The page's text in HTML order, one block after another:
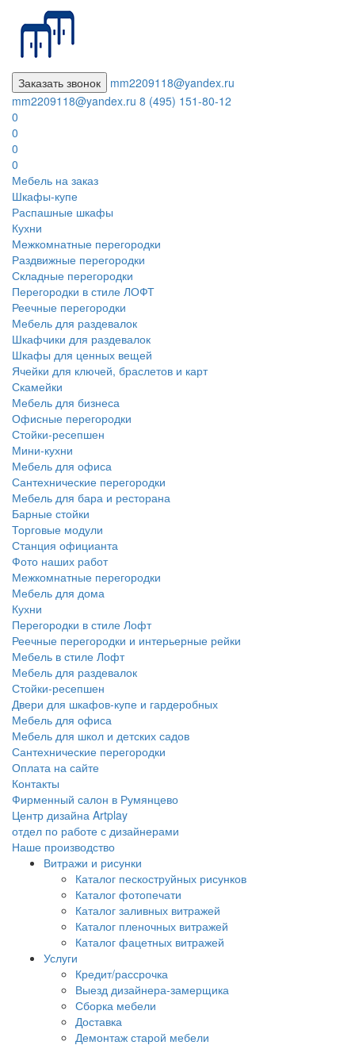
Заказать звонок
mm2209118@yandex.ru
mm2209118@yandex.ru 8 (495) 151-80-12
0
0
0
0
Мебель на заказ
Шкафы-купе
Распашные шкафы
Кухни
Межкомнатные перегородки
Раздвижные перегородки
Складные перегородки
Перегородки в стиле ЛОФТ
Реечные перегородки
Мебель для раздевалок
Шкафчики для раздевалок
Шкафы для ценных вещей
Ячейки для ключей, браслетов и карт
Скамейки
Мебель для бизнеса
Офисные перегородки
Стойки-ресепшен
Мини-кухни
Мебель для офиса
Сантехнические перегородки
Мебель для бара и ресторана
Барные стойки
Торговые модули
Станция официанта
Фото наших работ
Межкомнатные перегородки
Мебель для дома
Кухни
Перегородки в стиле Лофт
Реечные перегородки и интерьерные рейки
Мебель в стиле Лофт
Мебель для раздевалок
Стойки-ресепшен
Двери для шкафов-купе и гардеробных
Мебель для офиса
Мебель для школ и детских садов
Сантехнические перегородки
Оплата на сайте
Контакты
Фирменный салон в Румянцево
Центр дизайна Artplay
отдел по работе с дизайнерами
Наше производство
Витражи и рисунки
Каталог пескоструйных рисунков
Каталог фотопечати
Каталог заливных витражей
Каталог пленочных витражей
Каталог фацетных витражей
Услуги
Кредит/рассрочка
Выезд дизайнера-замерщика
Сборка мебели
Доставка
Демонтаж старой мебели